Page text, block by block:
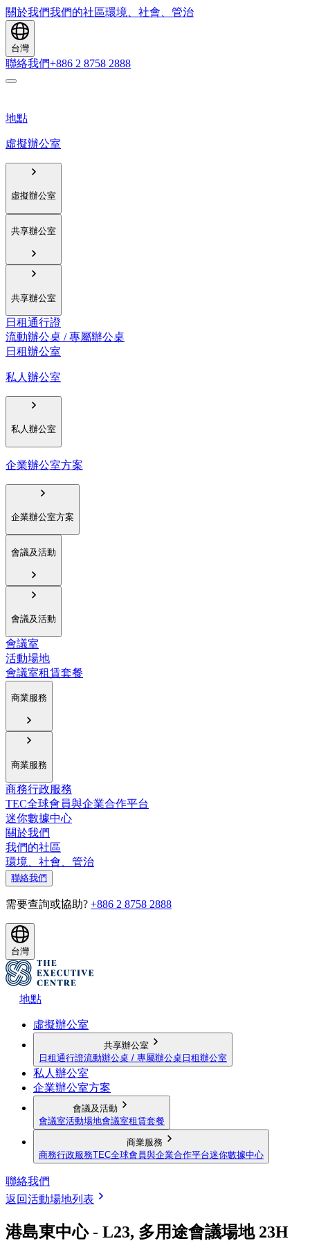
關於我們我們的社區環境、社會、管治
台灣
聯絡我們+886 2 8758 2888
地點
虛擬辦公室
虛擬辦公室
共享辦公室
共享辦公室
日租通行證
流動辦公桌 / 專屬辦公桌
日租辦公室
私人辦公室
私人辦公室
企業辦公室方案
企業辦公室方案
會議及活動
會議及活動
會議室
活動場地
會議室租賃套餐
商業服務
商業服務
商務行政服務
TEC全球會員與企業合作平台
迷你數據中心
關於我們
我們的社區
環境、社會、管治
聯絡我們
需要查詢或協助? +886 2 8758 2888
台灣
地點
虛擬辦公室
共享辦公室
日租通行證流動辦公桌 / 專屬辦公桌 日租辦公室
私人辦公室
企業辦公室方案
會議及活動
會議室活動場地會議室租賃套餐
商業服務
商務行政服務TEC全球會員與企業合作平台迷你數據中心
聯絡我們
返回活動場地列表
港島東中心 - L23, 多用途會議場地 23H